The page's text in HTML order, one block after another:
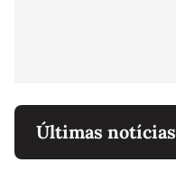
Últimas notícias